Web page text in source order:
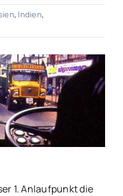
, Indien,
1. Anlaufpunkt die